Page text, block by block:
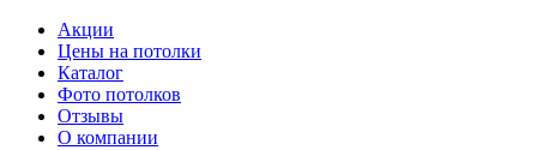
Акции
Цены на потолки
Каталог
Фото потолков
Отзывы
О компании